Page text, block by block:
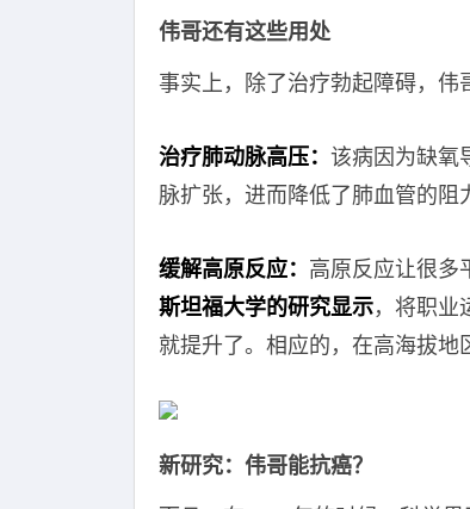
伟哥还有这些用处
事实上，除了治疗勃起障碍，伟
治疗肺动脉高压： 该病因为缺氧
脉扩张，进而降低了肺血管的阻
缓解高原反应： 高原反应让很多
斯坦福大学的研究显示，将职业
就提升了。相应的，在高海拔地
新研究：伟哥能抗癌？